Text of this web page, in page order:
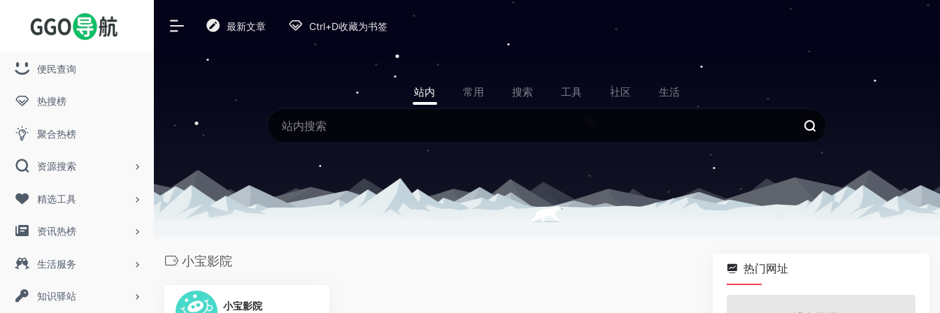
便民查询
热搜榜
聚合热榜
资源搜索
精选工具
资讯热榜
生活服务
知识驿站
最新文章 Ctrl+D收藏为书签
站内 常用 搜索 工具 社区 生活
小宝影院
小宝影院
热门网址